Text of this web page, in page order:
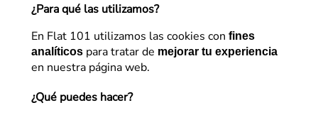
¿Para qué las utilizamos?
En Flat 101 utilizamos las cookies con fines
analíticos para tratar de mejorar tu experiencia
en nuestra página web.
¿Qué puedes hacer?